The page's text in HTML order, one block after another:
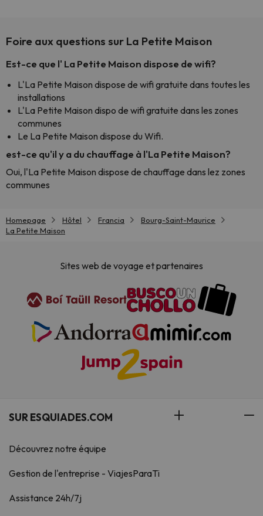
Foire aux questions sur La Petite Maison
Est-ce que l' La Petite Maison dispose de wifi?
L'La Petite Maison dispose de wifi gratuite dans toutes les
installations
L'La Petite Maison dispo de wifi gratuite dans les zones
communes
Le La Petite Maison dispose du Wifi.
est-ce qu'il y a du chauffage à l'La Petite Maison?
Oui, l'La Petite Maison dispose de chauffage dans lez zones
communes
Homepage Hôtel Francia
Bourg-Saint-Maurice
La Petite Maison
Sites web de voyage et partenaires
SUR ESQUIADES.COM
Découvrez notre équipe
Gestion de l'entreprise - ViajesParaTi
Assistance 24h/7j